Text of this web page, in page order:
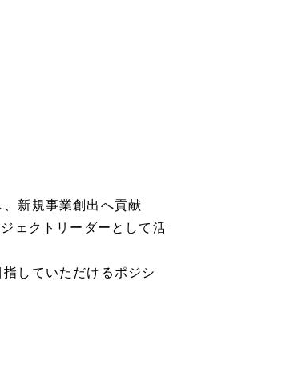
新規事業創出へ貢献
ェクトリーダーとして活
していただけるポジシ